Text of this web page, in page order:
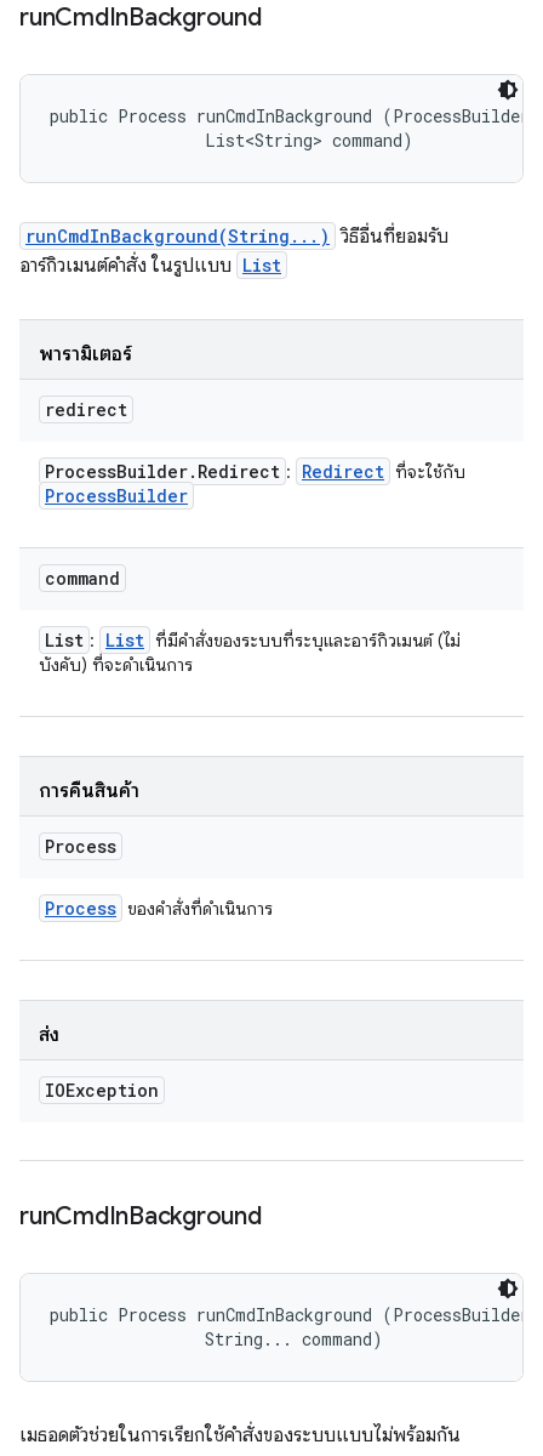
runCmdInBackground
public Process runCmdInBackground
                List<String> command)
runCmdInBackground(String...) วิธีอื่นที่ยอมรับ
อาร์กิวเมนต์คำสั่ง ในรูปแบบ List
พารามิเตอร์
redirect
ProcessBuilder. Redirect : Redirect ที่จะใช้กับ
ProcessBuilder
command
List : List ที่มีคำสั่งของระบบที่ระบุและอาร์กิวเมนต์ (ไม่
บังคับ) ที่จะดำเนินการ
การคืนสินค้า
Process
Process ของคำสั่งที่ดำเนินการ
ส่ง
IOException
runCmdInBackground
public Process runCmdInBackground
                String... command)
เมธอดตัวช่วยในการเรียกใช้คำสั่งของระบบแบบไม่พร้อมกัน